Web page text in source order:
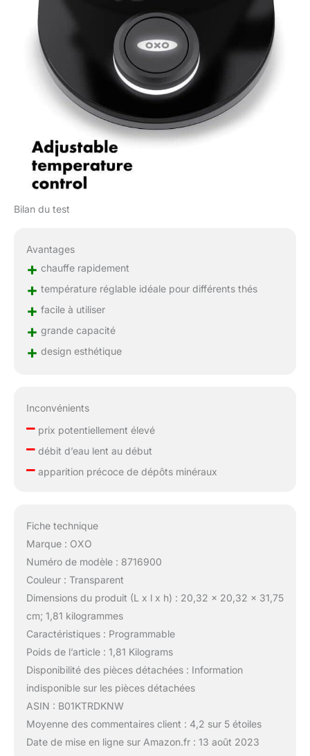
Bilan du test
Avantages
+ chauffe rapidement
+ température réglable idéale pour différents thés
+ facile à utiliser
+ grande capacité
+ design esthétique
Inconvénients
–prix potentiellement élevé
–débit d’eau lent au début
–apparition précoce de dépôts minéraux
Fiche technique
Marque : OXO
Numéro de modèle : 8716900
Couleur : Transparent
Dimensions du produit (L x l x h) : 20,32 x 20,32 x 31,75
cm; 1,81 kilogrammes
Caractéristiques : Programmable
Poids de l’article : 1,81 Kilograms
Disponibilité des pièces détachées : Information
indisponible sur les pièces détachées
ASIN : B01KTRDKNW
Moyenne des commentaires client : 4,2 sur 5 étoiles
Date de mise en ligne sur Amazon.fr : 13 août 2023